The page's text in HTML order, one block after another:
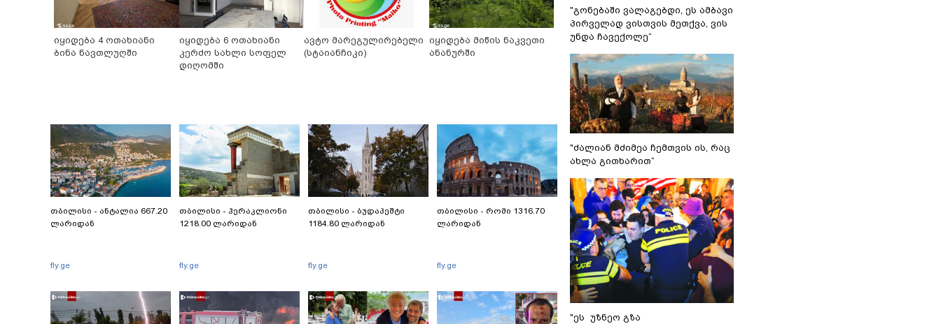
იყიდება 4 ოთახიანი
ბინა ნავთლუღში
იყიდება 6 ოთახიანი
კერძო სახლი სოფელ
დიღომში
ავტო მარეგულირებელი
(სტაიანჩიკი)
იყიდება მიწის ნაკვეთი
ანანურში
თბილისი - ანტალია 667.20
ლარიდან
fly.ge
თბილისი - ჰერაკლიონი
1218.00 ლარიდან
fly.ge
თბილისი - ბუდაპეშტი
1184.80 ლარიდან
fly.ge
თბილისი - რომი 1316.70
ლარიდან
fly.ge
"გონებაში ვალაგებდი, ეს ამბავი
პირველად ვისთვის მეთქვა, ვის
უნდა ჩავექოლე“
"ძალიან მძიმეა ჩემთვის ის, რაც
ახლა გითხარით“
"ეს უზნეო გზა